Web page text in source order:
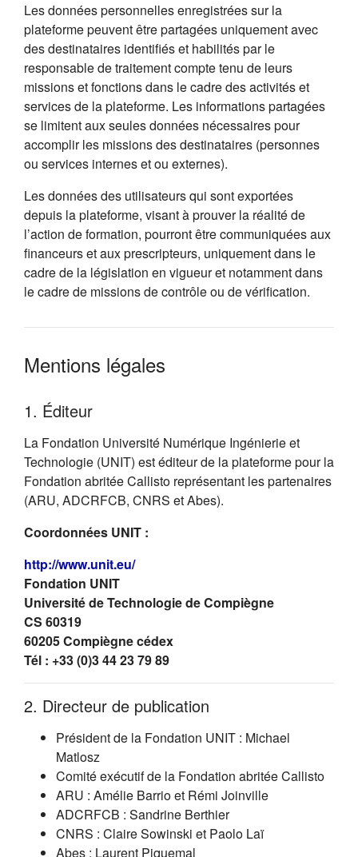
Les données personnelles enregistrées sur la
plateforme peuvent être partagées uniquement avec
des destinataires identifiés et habilités par le
responsable de traitement compte tenu de leurs
missions et fonctions dans le cadre des activités et
services de la plateforme. Les informations partagées
se limitent aux seules données nécessaires pour
accomplir les missions des destinataires (personnes
ou services internes et ou externes).
Les données des utilisateurs qui sont exportées
depuis la plateforme, visant à prouver la réalité de
l’action de formation, pourront être communiquées aux
financeurs et aux prescripteurs, uniquement dans le
cadre de la législation en vigueur et notamment dans
le cadre de missions de contrôle ou de vérification.
Mentions légales
1. Éditeur
La Fondation Université Numérique Ingénierie et
Technologie (UNIT) est éditeur de la plateforme pour la
Fondation abritée Callisto représentant les partenaires
(ARU, ADCRFCB, CNRS et Abes).
Coordonnées UNIT :
http://www.unit.eu/(s'ouvre dans un nouvel onglet)
Fondation UNIT
Université de Technologie de Compiègne
CS 60319
60205 Compiègne cédex
Tél : +33 (0)3 44 23 79 89
2. Directeur de publication
Président de la Fondation UNIT : Michael
Matlosz
Comité exécutif de la Fondation abritée Callisto
ARU : Amélie Barrio et Rémi Joinville
ADCRFCB : Sandrine Berthier
CNRS : Claire Sowinski et Paolo Laï
Abes : Laurent Piquemal